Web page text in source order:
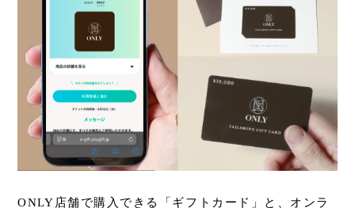
ONLY店舗で購入できる「ギフトカード」と、オンラ